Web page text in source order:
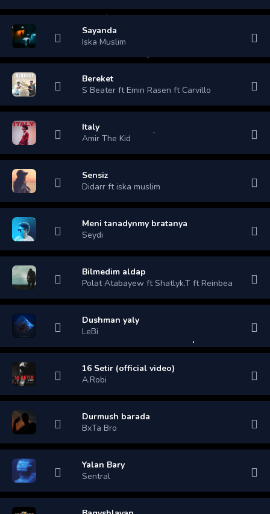
Sayanda
Iska Muslim
Bereket
S Beater ft Emin Rasen ft Carvillo
Italy
Amir The Kid
Sensiz
Didarr ft iska muslim
Meni tanadynmy bratanya
Seydi
Bilmedim aldap
Polat Atabayew ft Shatlyk.T ft Reinbea
Dushman yaly
LeBi
16 Setir (official video)
A.Robi
Durmush barada
BxTa Bro
Yalan Bary
Sentral